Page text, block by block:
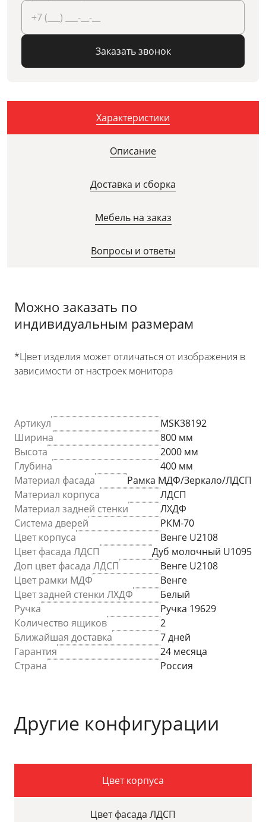
Заказать звонок
Характеристики
Описание
Доставка и сборка
Мебель на заказ
Вопросы и ответы
Можно заказать по
индивидуальным размерам
*Цвет изделия может отличаться от изображения в
зависимости от настроек монитора
Артикул
MSK38192
Ширина
800 мм
Высота
2000 мм
Глубина
400 мм
Материал фасада
Рамка МДФ/Зеркало/ЛДСП
Материал корпуса
ЛДСП
Материал задней стенки
ЛХДФ
Система дверей
РКМ-70
Цвет корпуса
Венге U2108
Цвет фасада ЛДСП
Дуб молочный U1095
Доп цвет фасада ЛДСП
Венге U2108
Цвет рамки МДФ
Венге
Цвет задней стенки ЛХДФ
Белый
Ручка
Ручка 19629
Количество ящиков
2
Ближайшая доставка
7 дней
Гарантия
24 месяца
Страна
Россия
Другие конфигурации
Цвет корпуса
Цвет фасада ЛДСП